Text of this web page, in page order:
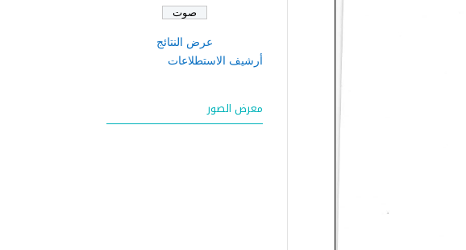
عرض النتائج
أرشيف الاستطلاعات
معرض الصور